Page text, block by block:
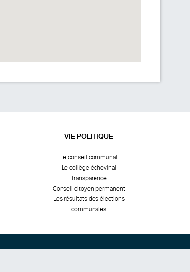
VIE POLITIQUE
Le conseil communal
Le collège échevinal
Transparence
Conseil citoyen permanent
Les résultats des élections
communales